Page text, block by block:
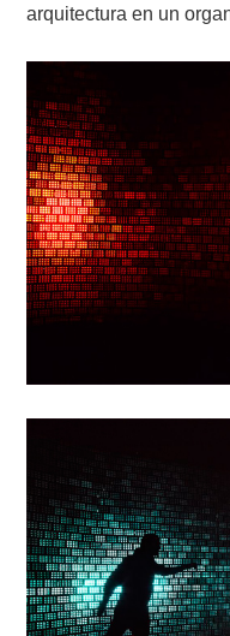
arquitectura en un